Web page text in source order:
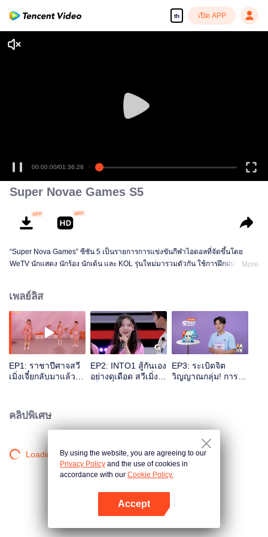
th เปิด APP
00:00:00/01:36:28
Super Novae Games S5
“Super Nova Games” ซีซัน 5 เป็นรายการการแข่งขันกีฬาไอดอลที่จัดขึ้นโดย
WeTV นักแสดง นักร้อง นักเต้น และ KOL รุ่นใหม่มารวมตัวกัน ใช้การฝึกฝนและMore
เพลย์ลิส
EP1: ราชาปีศาจสวี
เมิ่งเจี๋ยกลับมาแล้ว
EP2: INTO1 สู้กันเอง
อย่างดุเดือด สวีเมิ่ง
EP3: ระเบิดจิต
วิญญาณกลุ่ม! การ
คลิปพิเศษ
Loading…By using the website, you are agreeing to our
Privacy Policy and the use of cookies in
accordance with our Cookie Policy.
Accept